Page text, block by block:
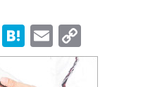
F
a
c
H
at
e
E
m
ail
o